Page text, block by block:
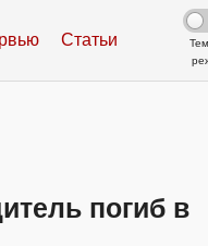
Статьи
погиб в